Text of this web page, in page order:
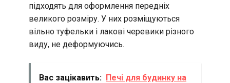
підходять для оформлення передніх
великого розміру. У них розміщуються
вільно туфельки і лакові черевики різного
виду, не деформуючись.
Вас зацікавить: Печі для будинку на